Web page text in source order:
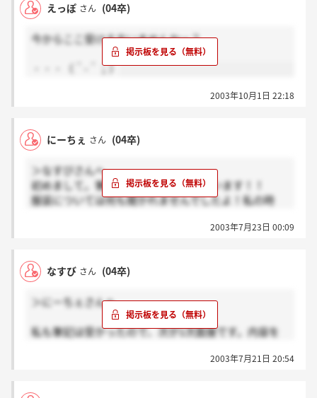
えっぽ さん (04卒)
今からここ受ける方いませんかー？
・・・（＾-＾；）
2003年10月1日 22:18
にーちぇ さん (04卒)
＞なすびさんへ
初めまして。筆記通過おめでとうございます！！
服装については何も聞かれませんでしたよ！私の時
のキャリアアップについて、んでもって個人的なこと
て感じましたし、一人一人に興味を持ってお話を聞い
てくれました。面接中にちょっとしたハプニングがあ
接頑張ってください！！！スマイルスマイル＾o＾
なんか、何をカキコすればいいか、わかんないから、
私でお力になれるなら色々聞いちゃって下さい！！
2003年7月23日 00:09
なすび さん (04卒)
＞にーちぇさんへ
私も筆記は受かったので、次が1次面接です。内容を
言われたのですが、今日のファッションポイント等聞
2003年7月21日 20:54